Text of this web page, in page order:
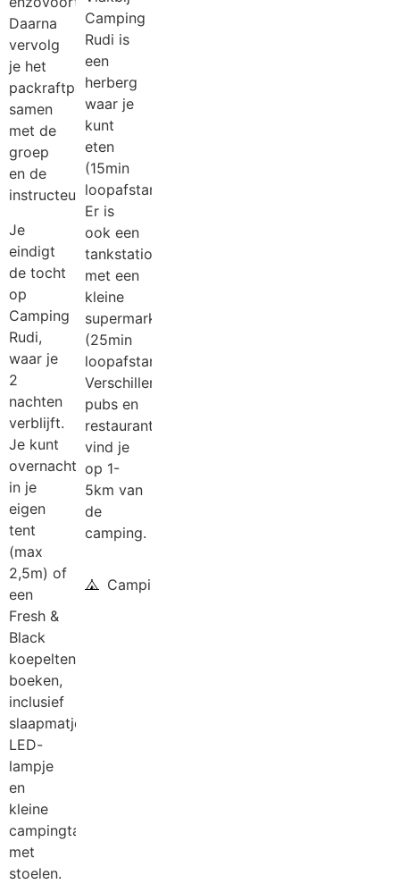
Daarna
vervolg
je het
packraftparcours
samen
met de
groep
en de
instructeur.
Je
eindigt
de tocht
op
Camping
Rudi,
waar je
2
nachten
verblijft.
Je kunt
overnachten
in je
eigen
tent
(max
2,5m) of
een
Fresh &
Black
koepeltent
boeken,
inclusief
slaapmatje,
LED-
lampje
en
kleine
campingtafel
met
stoelen.
Camping
Rudi is
een
herberg
waar je
kunt
eten
(15min
loopafstand).
Er is
ook een
tankstation
met een
kleine
supermarkt
(25min
loopafstand).
Verschillende
pubs en
restaurants
vind je
op 1-
5km van
de
camping.
Camping